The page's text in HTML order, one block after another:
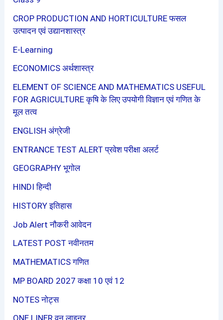
CROP PRODUCTION AND HORTICULTURE फसल
उत्पादन एवं उद्यानशास्त्र
E-Learning
ECONOMICS अर्थशास्त्र
ELEMENT OF SCIENCE AND MATHEMATICS USEFUL
FOR AGRICULTURE कृषि के लिए उपयोगी विज्ञान एवं गणित के
मूल तत्व
ENGLISH अंग्रेजी
ENTRANCE TEST ALERT प्रवेश परीक्षा अलर्ट
GEOGRAPHY भूगोल
HINDI हिन्दी
HISTORY इतिहास
Job Alert नौकरी आवेदन
LATEST POST नवीनतम
MATHEMATICS गणित
MP BOARD 2027 कक्षा 10 एवं 12
NOTES नोट्स